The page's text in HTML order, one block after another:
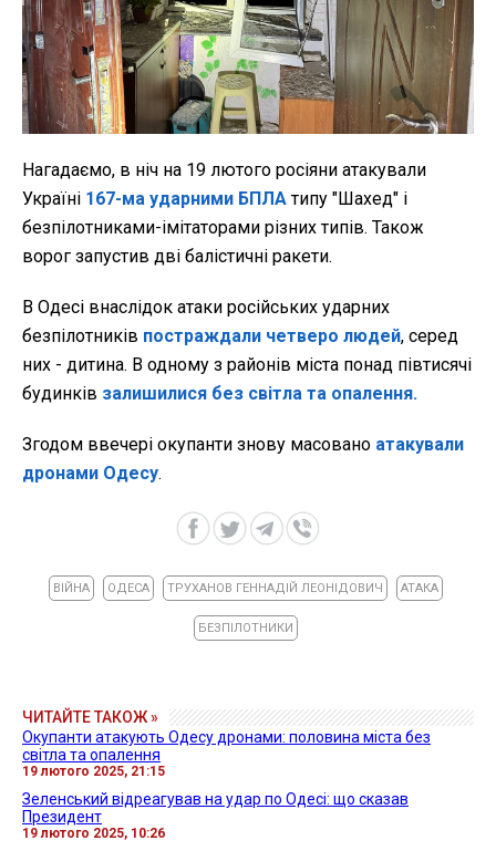
Нагадаємо, в ніч на 19 лютого росіяни атакували
Україні 167-ма ударними БПЛАтипу "Шахед" і
безпілотниками-імітаторами різних типів. Також
ворог запустив дві балістичні ракети.
В Одесі внаслідок атаки російських ударних
безпілотників постраждали четверо людей, серед
них - дитина. В одному з районів міста понад півтисячі
будинків залишилися без світла та опалення.
Згодом ввечері окупанти знову масовано атакували
дронами Одесу.
ВІЙНА ОДЕСА ТРУХАНОВ ГЕННАДІЙ ЛЕОНІДОВИЧ АТАКА
БЕЗПІЛОТНИКИ
ЧИТАЙТЕ ТАКОЖ »
Окупанти атакують Одесу дронами: половина міста без
світла та опалення
19 лютого 2025, 21:15
Зеленський відреагував на удар по Одесі: що сказав
Президент
19 лютого 2025, 10:26